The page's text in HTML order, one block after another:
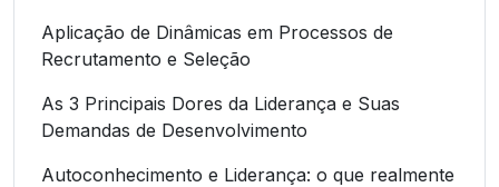
Aplicação de Dinâmicas em Processos de
Recrutamento e Seleção
As 3 Principais Dores da Liderança e Suas
Demandas de Desenvolvimento
Autoconhecimento e Liderança: o que realmente